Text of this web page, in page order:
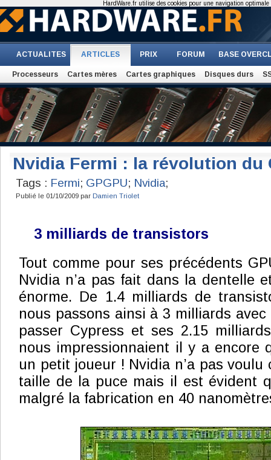
ACTUALITES ARTICLES PRIX FORUM BASE
Processeurs Cartes mères Cartes graphiques Disques durs
Nvidia Fermi : la révolution du
Tags : Fermi; GPGPU; Nvidia;
Publié le 01/10/2009 par Damien Triolet
3 milliards de transistors
Tout comme pour ses précédents
Nvidia n’a pas fait dans la dentelle
énorme. De 1.4 milliards de
nous passons ainsi à 3 milliards
passer Cypress et ses 2.15
nous impressionnaient il y a encore
un petit joueur ! Nvidia n’a pas voulu
taille de la puce mais il est évident
malgré la fabrication en 40
HardWare.fr utilise des cookies pour une navigation